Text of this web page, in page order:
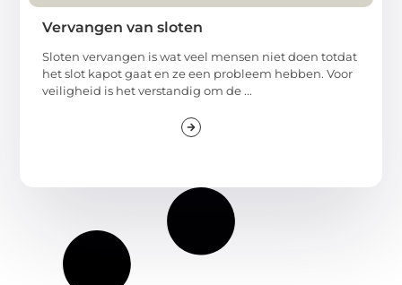
Vervangen van sloten
Sloten vervangen is wat veel mensen niet doen totdat
het slot kapot gaat en ze een probleem hebben. Voor
veiligheid is het verstandig om de ...